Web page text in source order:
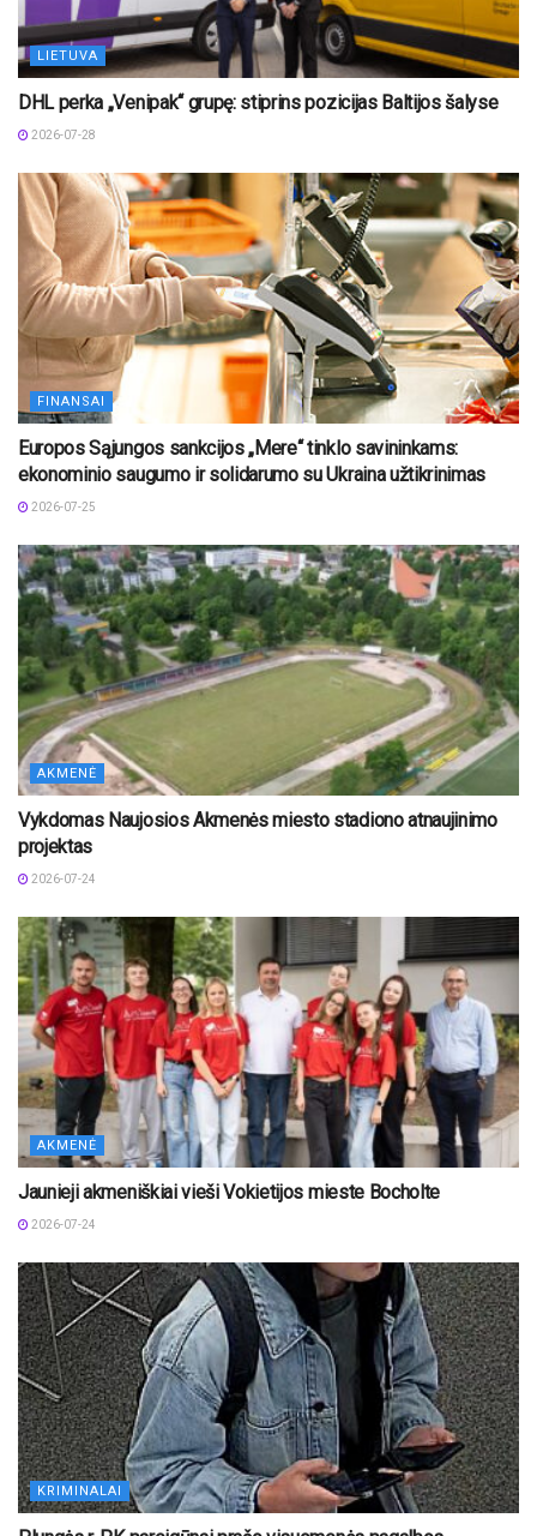
LIETUVA
DHL perka „Venipak“ grupę: stiprins pozicijas Baltijos šalyse
2026-07-28
FINANSAI
Europos Sąjungos sankcijos „Mere“ tinklo savininkams:
ekonominio saugumo ir solidarumo su Ukraina užtikrinimas
2026-07-25
AKMENĖ
Vykdomas Naujosios Akmenės miesto stadiono atnaujinimo
projektas
2026-07-24
AKMENĖ
Jaunieji akmeniškiai vieši Vokietijos mieste Bocholte
2026-07-24
KRIMINALAI